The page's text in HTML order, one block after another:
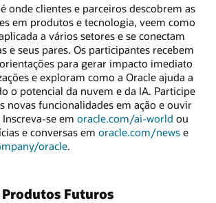
onde clientes e parceiros descobrem as
em produtos e tecnologia, veem como
a vários setores e se conectam
e seus pares. Os participantes recebem
para gerar impacto imediato
e exploram como a Oracle ajuda a
o potencial da nuvem e da IA. Participe
novas funcionalidades em ação e ouvir
se em oracle.com/ai-world ou
e conversas em oracle.com/news e
oracle.
Futuros